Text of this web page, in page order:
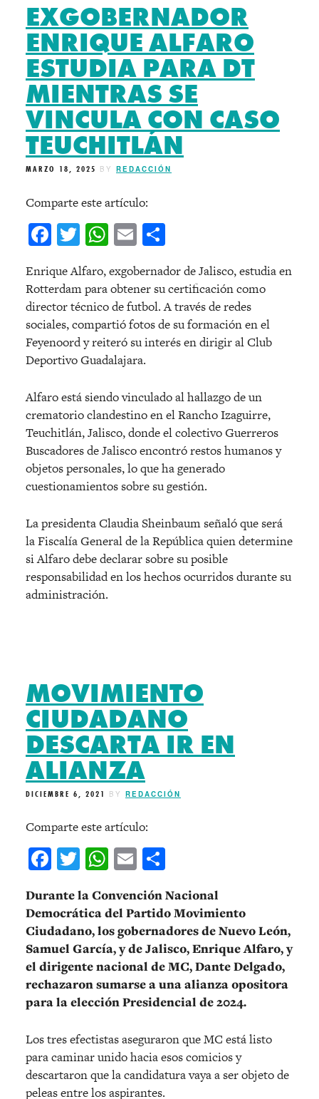
EXGOBERNADOR
ENRIQUE ALFARO
ESTUDIA PARA DT
MIENTRAS SE
VINCULA CON CASO
TEUCHITLÁN
MARZO 18, 2025 BY REDACCIÓN
Comparte este artículo:
Facebook
Twitter
WhatsApp
Email
Enrique Alfaro, exgobernador de Jalisco, estudia en
Rotterdam para obtener su certificación como
director técnico de futbol. A través de redes
sociales, compartió fotos de su formación en el
Feyenoord y reiteró su interés en dirigir al Club
Deportivo Guadalajara.
Alfaro está siendo vinculado al hallazgo de un
crematorio clandestino en el Rancho Izaguirre,
Teuchitlán, Jalisco, donde el colectivo Guerreros
Buscadores de Jalisco encontró restos humanos y
objetos personales, lo que ha generado
cuestionamientos sobre su gestión.
La presidenta Claudia Sheinbaum señaló que será
la Fiscalía General de la República quien determine
si Alfaro debe declarar sobre su posible
responsabilidad en los hechos ocurridos durante su
administración.
MOVIMIENTO
CIUDADANO
DESCARTA IR EN
ALIANZA
DICIEMBRE 6, 2021 BY REDACCIÓN
Comparte este artículo:
Facebook
Twitter
WhatsApp
Email
Durante la Convención Nacional
Democrática del Partido Movimiento
Ciudadano, los gobernadores de Nuevo León,
Samuel García, y de Jalisco, Enrique Alfaro, y
el dirigente nacional de MC, Dante Delgado,
rechazaron sumarse a una alianza opositora
para la elección Presidencial de 2024.
Los tres efectistas aseguraron que MC está listo
para caminar unido hacia esos comicios y
descartaron que la candidatura vaya a ser objeto de
peleas entre los aspirantes.